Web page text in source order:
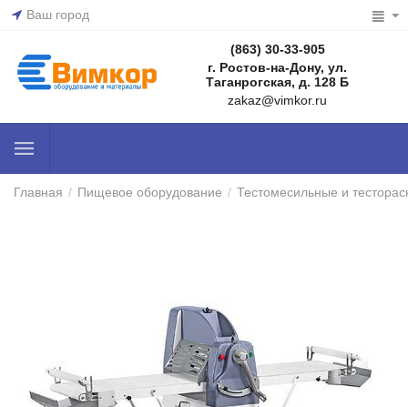
Ваш город
(863) 30-33-905
г. Ростов-на-Дону, ул.
Таганрогская, д. 128 Б
zakaz@vimkor.ru
Главная / Пищевое оборудование / Тестомесильные и